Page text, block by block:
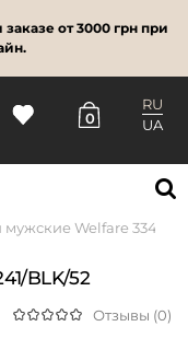
от 3000 грн при
0
RU
UA
Welfare
BLK/52
Отзывы (0)